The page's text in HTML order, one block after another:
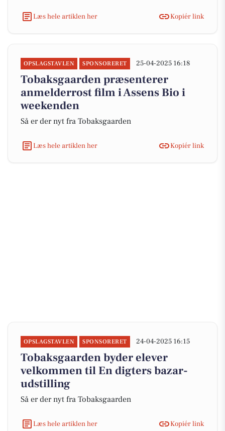
Læs hele artiklen her Kopiér link
OPSLAGSTAVLEN SPONSORERET 25-04-2025 16:18
Tobaksgaarden præsenterer
anmelderrost film i Assens Bio i
weekenden
Så er der nyt fra Tobaksgaarden
Læs hele artiklen her Kopiér link
OPSLAGSTAVLEN SPONSORERET 24-04-2025 16:15
Tobaksgaarden byder elever
velkommen til En digters bazar-
udstilling
Så er der nyt fra Tobaksgaarden
Læs hele artiklen her Kopiér link